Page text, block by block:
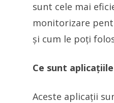
sunt cele mai
monitorizare
și cum le poți
Ce sunt
Aceste aplicații